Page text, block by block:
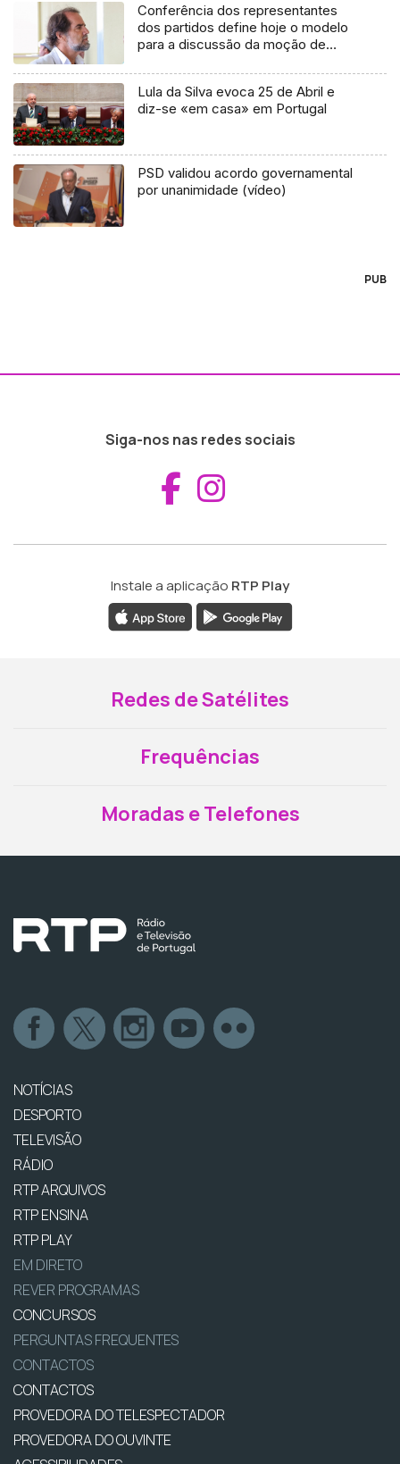
Conferência dos representantes
dos partidos define hoje o modelo
para a discussão da moção de
Lula da Silva evoca 25 de Abril e
diz-se «em casa» em Portugal
PSD validou acordo governamental
por unanimidade (vídeo)
PUB
Siga-nos nas redes sociais
Aceder ao
Instale a aplicação RTP Play
Redes de Satélites
Frequências
Moradas e Telefones
NOTÍCIAS
DESPORTO
TELEVISÃO
RÁDIO
RTP ARQUIVOS
RTP ENSINA
RTP PLAY
EM DIRETO
REVER PROGRAMAS
CONCURSOS
PERGUNTAS FREQUENTES
CONTACTOS
CONTACTOS
PROVEDORA DO TELESPECTADOR
PROVEDORA DO OUVINTE